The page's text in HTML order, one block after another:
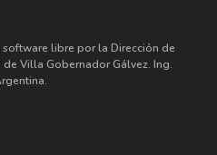
libre por la Dirección de
Villa Gobernador Gálvez. Ing.